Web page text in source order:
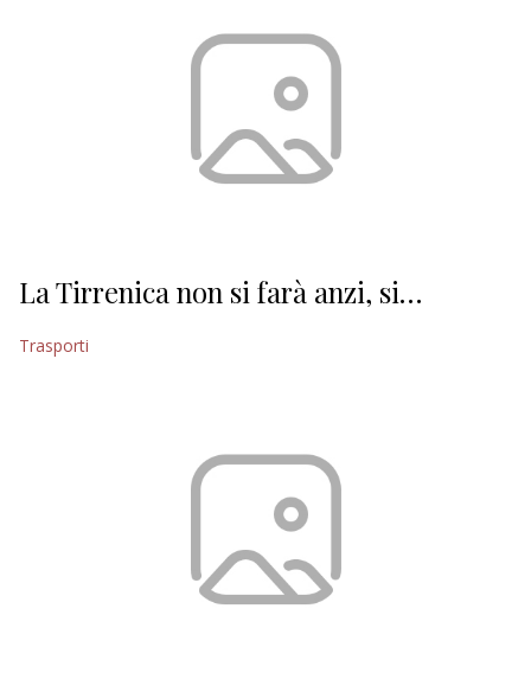
La Tirrenica non si farà anzi, si…
Trasporti